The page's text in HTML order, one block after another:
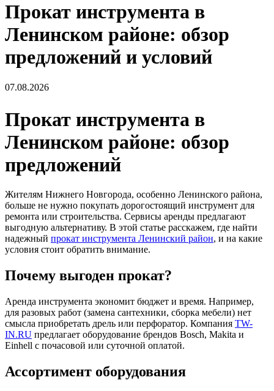
Прокат инструмента в
Ленинском районе: обзор
предложений и условий
07.08.2026
Прокат инструмента в
Ленинском районе: обзор
предложений
Жителям Нижнего Новгорода, особенно Ленинского района,
больше не нужно покупать дорогостоящий инструмент для
ремонта или строительства. Сервисы аренды предлагают
выгодную альтернативу. В этой статье расскажем, где найти
надежный прокат инструмента Ленинский район, и на какие
условия стоит обратить внимание.
Почему выгоден прокат?
Аренда инструмента экономит бюджет и время. Например,
для разовых работ (замена сантехники, сборка мебели) нет
смысла приобретать дрель или перфоратор. Компания TW-
IN.RU предлагает оборудование брендов Bosch, Makita и
Einhell с почасовой или суточной оплатой.
Ассортимент оборудования